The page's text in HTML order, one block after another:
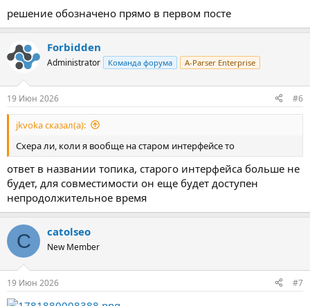
решение обозначено прямо в первом посте
Forbidden
Administrator Команда форума A-Parser Enterprise
19 Июн 2026 #6
jkvoka сказал(а):
Схера ли, коли я вообще на старом интерфейсе то
ответ в названии топика, старого интерфейса больше не
будет, для совместимости он еще будет доступен
непродолжительное время
C catolseo
New Member
19 Июн 2026 #7